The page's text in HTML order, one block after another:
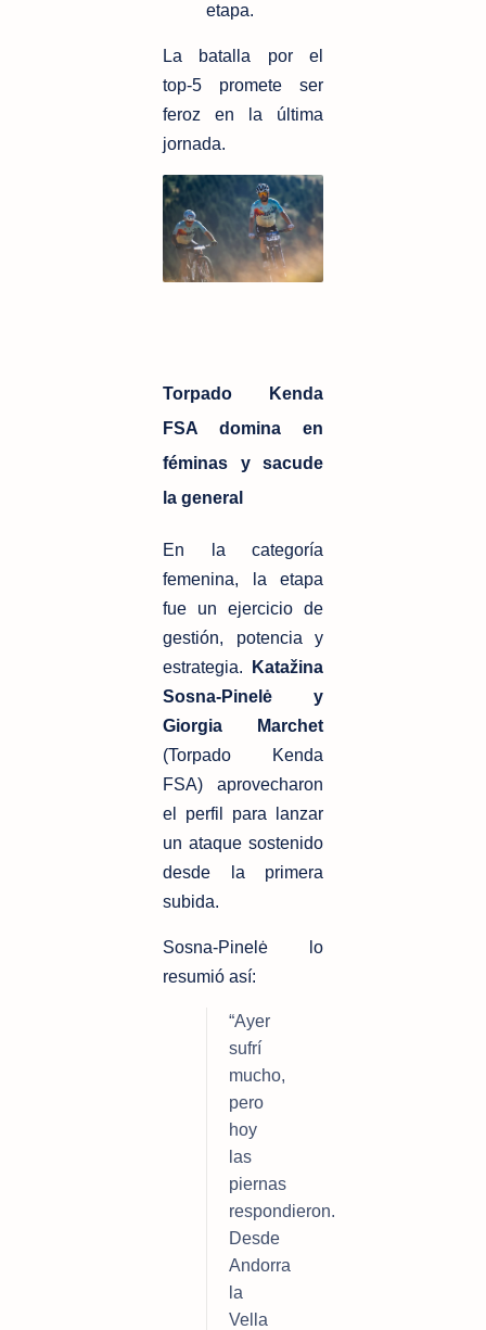
etapa.
La batalla por el
top‑5 promete ser
feroz en la última
jornada.
Torpado Kenda
FSA domina en
féminas y sacude
la general
En la categoría
femenina, la etapa
fue un ejercicio de
gestión, potencia y
estrategia.
Katažina
Sosna‑Pinelė y
Giorgia Marchet
(Torpado Kenda
FSA) aprovecharon
el perfil para lanzar
un ataque sostenido
desde la primera
subida.
Sosna-Pinelė lo
resumió así:
“Ayer
sufrí
mucho,
pero
hoy
las
piernas
respondieron.
Desde
Andorra
la
Vella